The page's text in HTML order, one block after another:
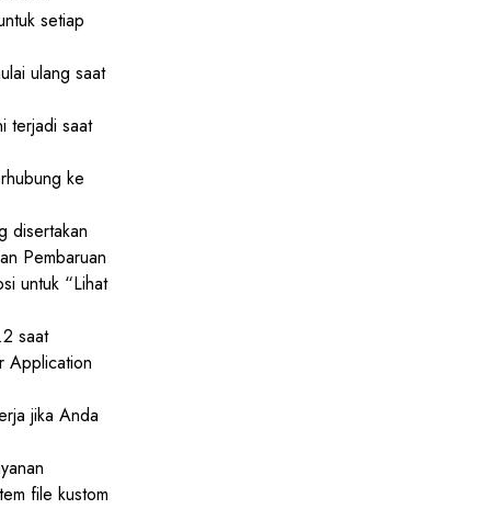
setiap
ulang saat
terjadi saat
ke
disertakan
Pembaruan
untuk “Lihat
saat
Application
jika Anda
file kustom